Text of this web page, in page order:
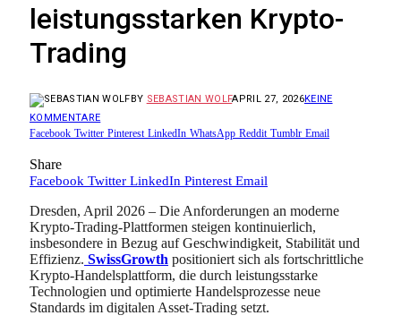
leistungsstarken Krypto-
Trading
BY SEBASTIAN WOLFAPRIL 27, 2026KEINE
KOMMENTARE
Facebook Twitter Pinterest LinkedIn WhatsApp Reddit Tumblr Email
Share
Facebook Twitter LinkedIn Pinterest Email
Dresden, April 2026 – Die Anforderungen an moderne
Krypto-Trading-Plattformen steigen kontinuierlich,
insbesondere in Bezug auf Geschwindigkeit, Stabilität und
Effizienz. SwissGrowth positioniert sich als fortschrittliche
Krypto-Handelsplattform, die durch leistungsstarke
Technologien und optimierte Handelsprozesse neue
Standards im digitalen Asset-Trading setzt.